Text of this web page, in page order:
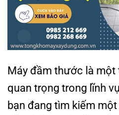
Máy đầm thước là một
quan trọng trong lĩnh
bạn đang tìm kiếm